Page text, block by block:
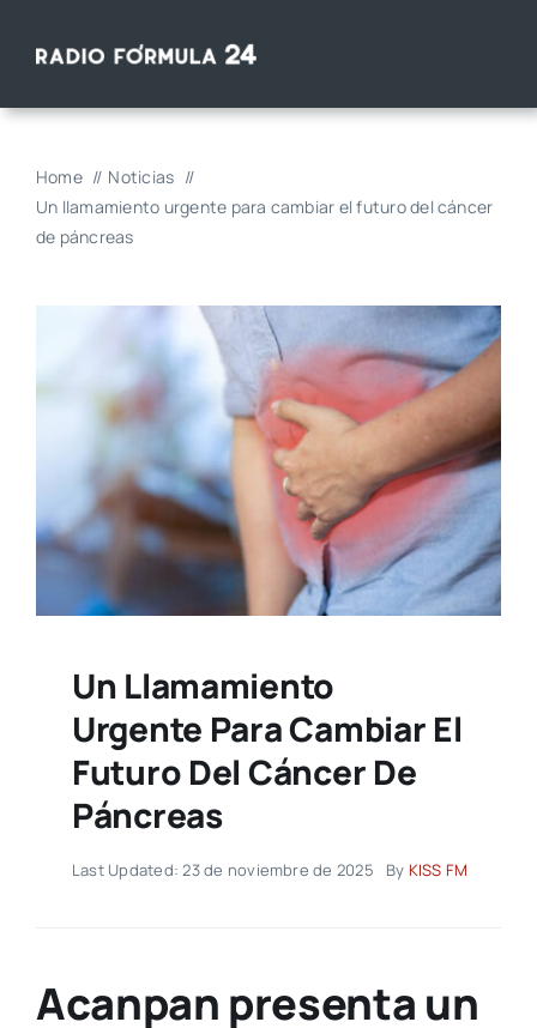
Home
Noticias
Un llamamiento urgente para cambiar el futuro del cáncer
de páncreas
Un Llamamiento
Urgente Para Cambiar El
Futuro Del Cáncer De
Páncreas
Last Updated: 23 de noviembre de 2025 By KISS FM
Acanpan presenta un